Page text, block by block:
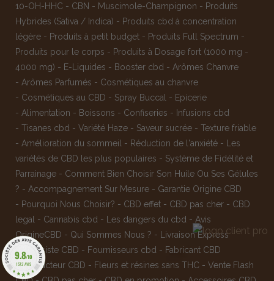
10-OH-HHC - CBN - Muscimole-Champignon - Produits
Hybrides (Sativa / Indica) - Produits cbd à concentration
légère - Produits à petit budget - Produits Full Spectrum -
Produits pour le corps - Produits à Dosage fort (1000 mg -
4000 mg) - E-Liquides - Booster cbd - Arômes Chanvre
- Arômes Parfumés - Cosmétiques au chanvre
- Cosmétiques au CBD - Spray Buccal - Epicerie
- Alimentation - Boissons - Confiseries - Infusions cbd
- Tisanes cbd - Variété Haze - Saveur sucrée - Texture friable
- Amélioration du sommeil - Réduction de l'anxiété -
Les
variétés de CBD les plus populaires - Système de Fidélité et
Parrainage - Comment Bien Choisir Son Huile Ou Ses Gélules
? - Accompagnement Sur Mesure - Garantie Origine CBD
- Pourquoi Nous Choisir? - CBD effet - CBD pas cher - CBD
legal
- Cannabis cbd - Les dangers du cbd - Avis
OrigineCBD - Qui Sommes Nous ? -
Livraison Express
- Grossiste CBD - Fournisseurs cbd - Fabricant CBD
-Producteur CBD - Fleurs et résines sans THC - Vente Flash
9.8/10
1572 AVIS